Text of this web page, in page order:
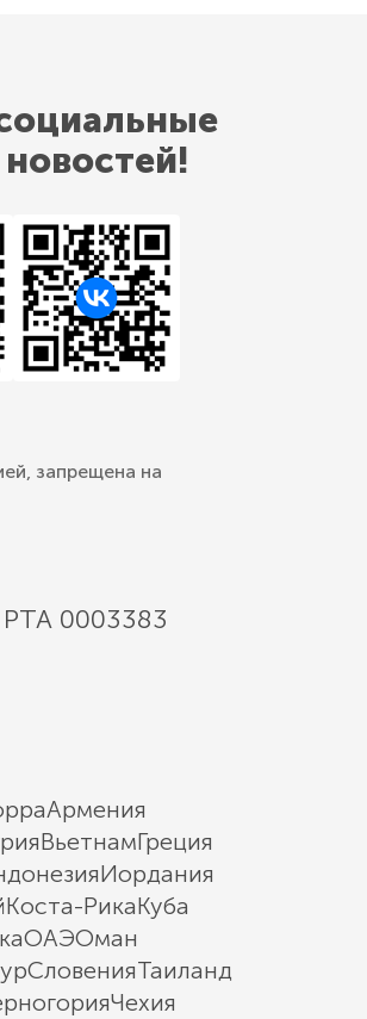
запрещена на
0003383
Армения
ВьетнамГреция
Иордания
Коста-РикаКуба
ОАЭОман
СловенияТаиланд
Чехия